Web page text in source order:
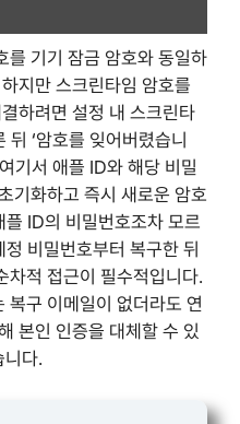
를 기기 잠금 암호와 동일하
지만 스크린타임 암호를
하려면 설정 내 스크린타
뒤 ‘암호를 잊어버렸습니
기서 애플 ID와 해당 비밀
기화하고 즉시 새로운 암호
ID의 비밀번호조차 모르
비밀번호부터 복구한 뒤
차적 접근이 필수적입니다.
복구 이메일이 없더라도 연
본인 인증을 대체할 수 있
니다.